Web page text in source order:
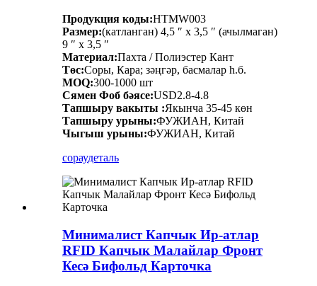
Продукция коды:HTMW003
Размер:(катланган) 4,5 ″ х 3,5 ″ (ачылмаган)
9 ″ х 3,5 ″
Материал:Пахта / Полиэстер Кант
Төс:Соры, Кара; зәңгәр, басмалар һ.б.
MOQ:300-1000 шт
Сямен Фоб бәясе:USD2.8-4.8
Тапшыру вакыты :Якынча 35-45 көн
Тапшыру урыны:ФУЖИАН, Китай
Чыгыш урыны:ФУЖИАН, Китай
сораудеталь
Минималист Капчык Ир-атлар
RFID Капчык Малайлар Фронт
Кесә Бифольд Карточка